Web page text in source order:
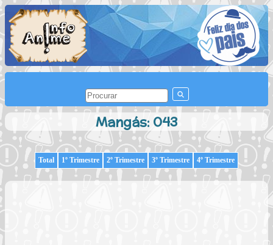
Mangás: 043
Total 1º Trimestre 2º Trimestre 3º Trimestre 4º Trimestre